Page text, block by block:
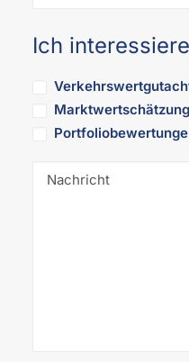
Ich
Marktwertschätzung